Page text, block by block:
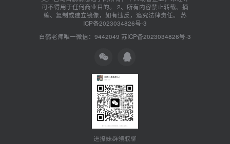
可不得用于任何商业目的。 2、所有内容禁止转载、摘
编、复制或建立镜像，如有违反，追究法律责任。 苏
ICP备2023034826号-3
白鹤老师唯一微信：9442049 苏ICP备2023034826号-3
进撩妹群领取聊